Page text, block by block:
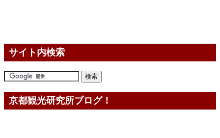
サイト内検索
京都観光研究所ブログ！